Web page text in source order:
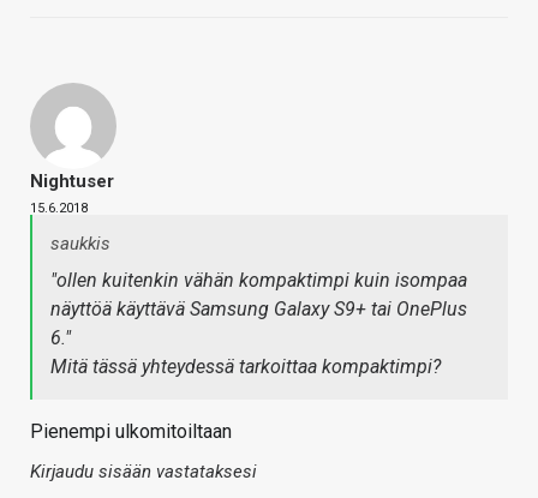
Nightuser
15.6.2018
saukkis
"ollen kuitenkin vähän kompaktimpi kuin isompaa
näyttöä käyttävä Samsung Galaxy S9+ tai OnePlus
6."
Mitä tässä yhteydessä tarkoittaa kompaktimpi?
Pienempi ulkomitoiltaan
Kirjaudu sisään vastataksesi